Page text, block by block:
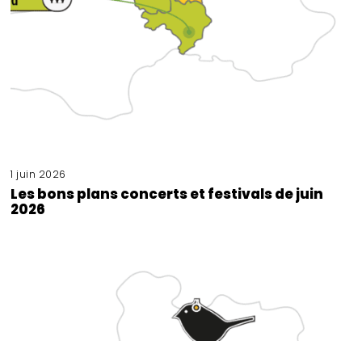
1 juin 2026
Les bons plans concerts et festivals de juin
2026